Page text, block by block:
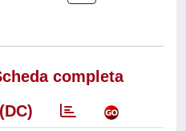
completa